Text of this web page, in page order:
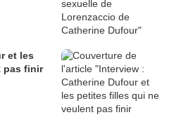
et les
pas finir